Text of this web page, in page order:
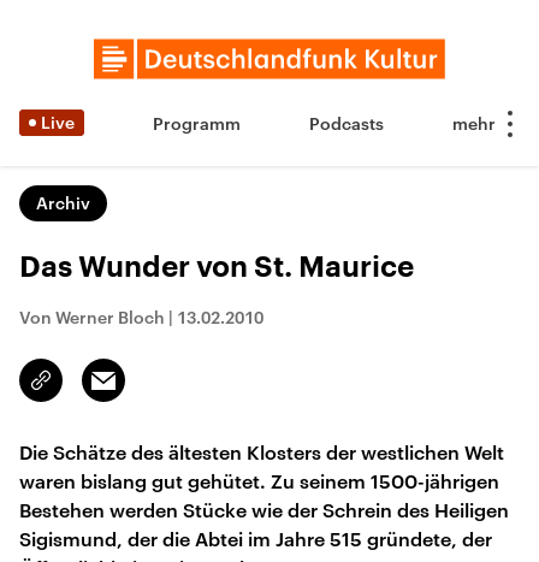
Live Programm Podcasts
Archiv
Das Wunder von St. Maurice
Von Werner Bloch | 13.02.2010
Link
kopieren/teilen
Email
Die Schätze des ältesten Klosters der westlichen Welt
waren bislang gut gehütet. Zu seinem 1500-jährigen
Bestehen werden Stücke wie der Schrein des Heiligen
Sigismund, der die Abtei im Jahre 515 gründete, der